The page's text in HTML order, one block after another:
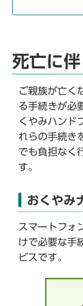
死亡に
ご親族が亡く
る手続きが必
くやみハンド
れらの手続き
でも負担なく
す。
おくやみ
スマートフォ
けで必要な手
ビスです。